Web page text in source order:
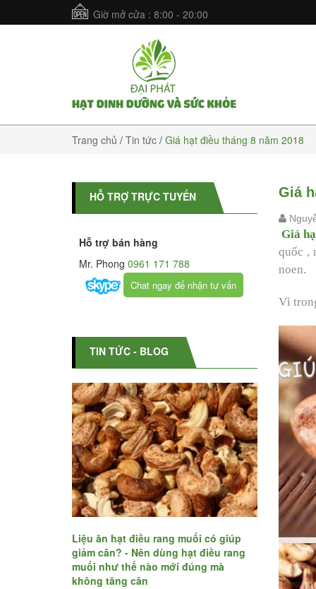
Giờ mở cửa : 8:00 - 20:00
Trang chủ / Tin tức / Giá hạt điều tháng 8 năm 2018
HỖ TRỢ TRỰC TUYẾN
Hỗ trợ bán hàng
Mr. Phong 0961 171 788
Chat ngay để nhận tư vấn
TIN TỨC - BLOG
Liệu ăn hạt điều rang muối có giúp
giảm cân? - Nên dùng hạt điều rang
muối như thế nào mới đúng mà
không tăng cân
Bật mí ăn
tăng cân -
rang muối
CAS Media
Giá
Giá
quốc ,
noen.
Vì